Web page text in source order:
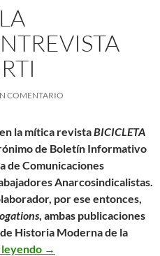
COMENTARIO
la mítica revistaBICICLETA
de Boletín Informativo
de Comunicaciones
Anarcosindicalistas.
por ese entonces,
, ambas publicaciones
Historia Moderna de la
Más allá de la
→